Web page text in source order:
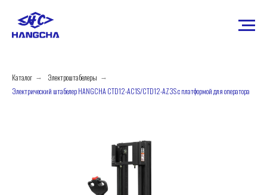
Каталог → Электроштабелеры →
Электрический штабелер HANGCHA CTD12-AC1S/CTD12-AZ3S с платформой для оператора